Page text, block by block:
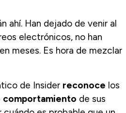
ahí. Han dejado de venir al
electrónicos, no han
meses. Es hora de mezclar
de Insider reconoce los
comportamiento de sus